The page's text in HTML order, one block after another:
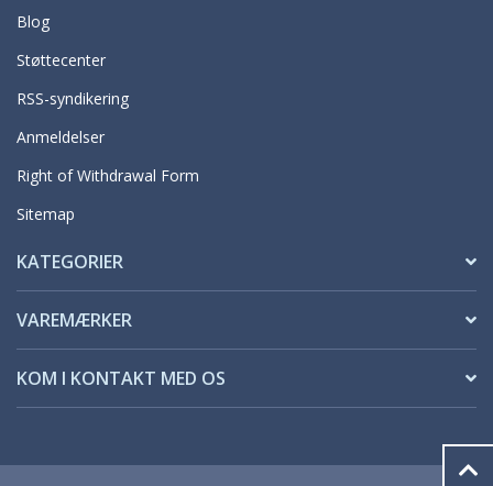
Blog
Støttecenter
RSS-syndikering
Anmeldelser
Right of Withdrawal Form
Sitemap
KATEGORIER
VAREMÆRKER
KOM I KONTAKT MED OS